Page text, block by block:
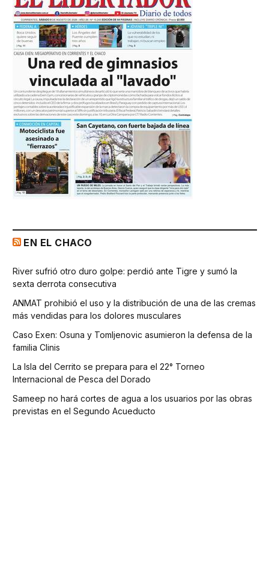
EN EL CHACO
River sufrió otro duro golpe: perdió ante Tigre y sumó la
sexta derrota consecutiva
ANMAT prohibió el uso y la distribución de una de las cremas
más vendidas para los dolores musculares
Caso Exen: Osuna y Tomljenovic asumieron la defensa de la
familia Clinis
La Isla del Cerrito se prepara para el 22° Torneo
Internacional de Pesca del Dorado
Sameep no hará cortes de agua a los usuarios por las obras
previstas en el Segundo Acueducto